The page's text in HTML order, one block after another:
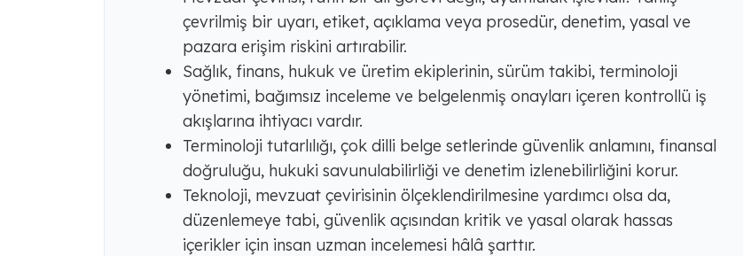
çevrilmiş bir uyarı, etiket, açıklama veya prosedür, denetim, yasal ve
pazara erişim riskini artırabilir.
Sağlık, finans, hukuk ve üretim ekiplerinin, sürüm takibi, terminoloji
yönetimi, bağımsız inceleme ve belgelenmiş onayları içeren kontrollü iş
akışlarına ihtiyacı vardır.
Terminoloji tutarlılığı, çok dilli belge setlerinde güvenlik anlamını, finansal
doğruluğu, hukuki savunulabilirliği ve denetim izlenebilirliğini korur.
Teknoloji, mevzuat çevirisinin ölçeklendirilmesine yardımcı olsa da,
düzenlemeye tabi, güvenlik açısından kritik ve yasal olarak hassas
içerikler için insan uzman incelemesi hâlâ şarttır.